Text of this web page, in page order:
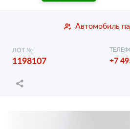
Автомобиль
ЛОТ №
1198107 +7